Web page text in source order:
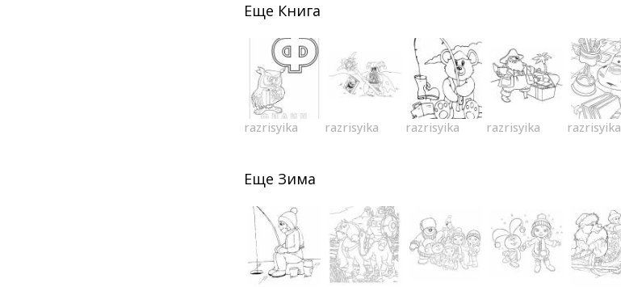
Еще Книга
razrisyika razrisyika razrisyika razrisyika razrisyika
Еще Зима